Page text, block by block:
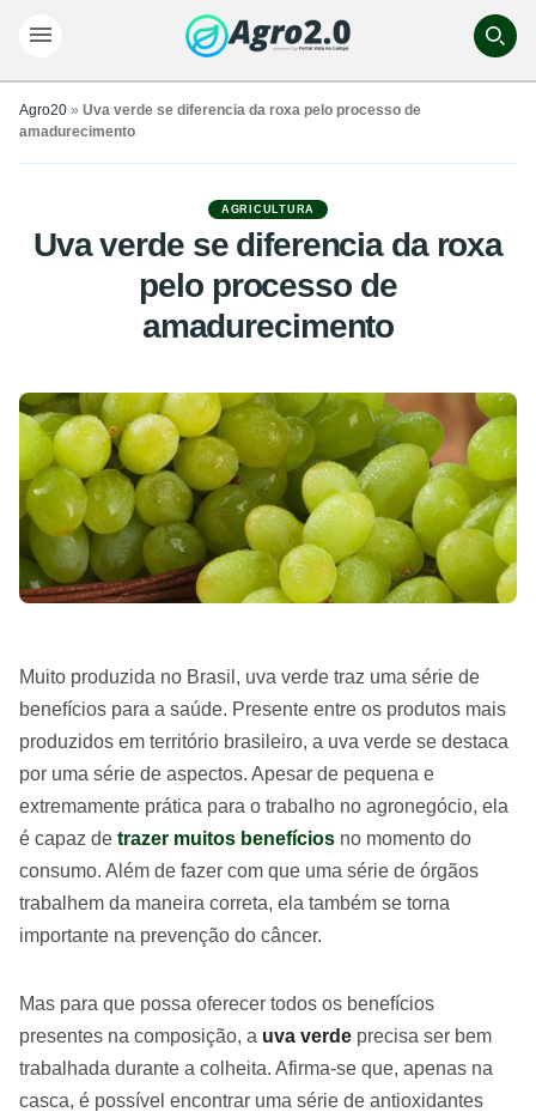
Agro20 » Uva verde se diferencia da roxa pelo processo de
amadurecimento
AGRICULTURA
Uva verde se diferencia da roxa
pelo processo de
amadurecimento
Muito produzida no Brasil, uva verde traz uma série de
benefícios para a saúde. Presente entre os produtos mais
produzidos em território brasileiro, a uva verde se destaca
por uma série de aspectos. Apesar de pequena e
extremamente prática para o trabalho no agronegócio, ela
é capaz de trazer muitos benefícios no momento do
consumo. Além de fazer com que uma série de órgãos
trabalhem da maneira correta, ela também se torna
importante na prevenção do câncer.
Mas para que possa oferecer todos os benefícios
presentes na composição, a uva verde precisa ser bem
trabalhada durante a colheita. Afirma-se que, apenas na
casca, é possível encontrar uma série de antioxidantes